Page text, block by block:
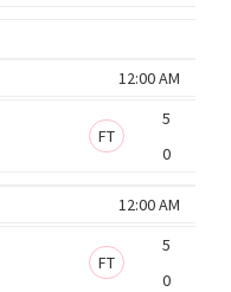
12:00 AM
5
FT
0
12:00 AM
5
FT
0